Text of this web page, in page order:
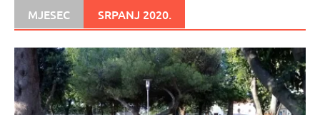
MJESEC SRPANJ 2020.